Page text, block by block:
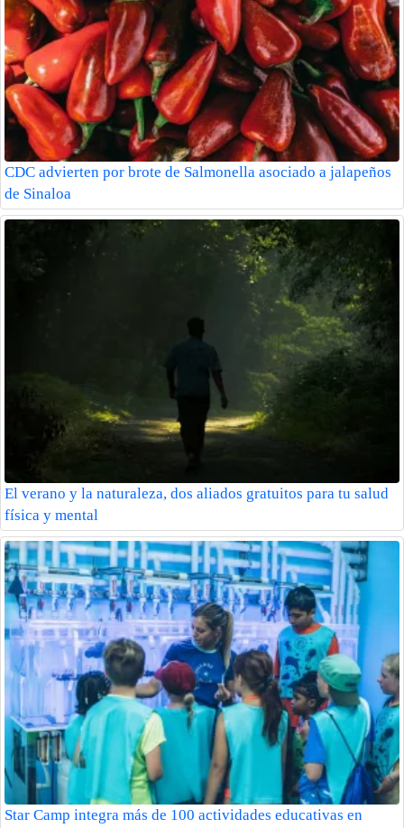
CDC advierten por brote de Salmonella asociado a jalapeños
de Sinaloa
El verano y la naturaleza, dos aliados gratuitos para tu salud
física y mental
Star Camp integra más de 100 actividades educativas en